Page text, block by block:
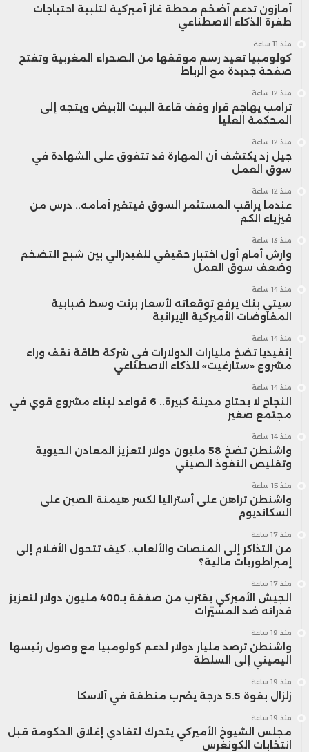
أمازون تدعم أضخم محطة غاز أميركية لتلبية احتياجات
طفرة الذكاء الاصطناعي
منذ 11 ساعة
كولومبيا تعيد رسم موقفها من الصحراء المغربية وتفتح
صفحة جديدة مع الرباط
منذ 12 ساعة
ترامب يهاجم قرار وقف قاعة البيت الأبيض ويتجه إلى
المحكمة العليا
منذ 12 ساعة
جيل زد يكتشف أن المهارة قد تتفوق على الشهادة في
سوق العمل
منذ 12 ساعة
عندما يراقب المستثمر السوق فيتغير أمامه.. درس من
فيزياء الكم
منذ 13 ساعة
وارش أمام أول اختبار حقيقي للفيدرالي بين شبح التضخم
وضعف سوق العمل
منذ 14 ساعة
سيتي بنك يرفع توقعاته لأسعار برنت وسط ضبابية
المفاوضات الأميركية الإيرانية
منذ 14 ساعة
إنفيديا تضخ مليارات الدولارات في شركة طاقة تقف وراء
مشروع «ستارغيت» للذكاء الاصطناعي
منذ 14 ساعة
النجاح لا يحتاج مدينة كبيرة.. 6 قواعد لبناء مشروع قوي في
مجتمع صغير
منذ 14 ساعة
واشنطن تضخ 58 مليون دولار لتعزيز المعادن الحيوية
وتقليص النفوذ الصيني
منذ 15 ساعة
واشنطن تراهن على أستراليا لكسر هيمنة الصين على
السكانديوم
منذ 17 ساعة
من التذاكر إلى المنصات والألعاب.. كيف تتحول الأفلام إلى
إمبراطوريات مالية؟
منذ 17 ساعة
الجيش الأميركي يقترب من صفقة بـ400 مليون دولار لتعزيز
قدراته ضد المسيّرات
منذ 19 ساعة
واشنطن ترصد مليار دولار لدعم كولومبيا مع وصول رئيسها
اليميني إلى السلطة
منذ 19 ساعة
زلزال بقوة 5.5 درجة يضرب منطقة في ألاسكا
منذ 19 ساعة
مجلس الشيوخ الأميركي يتحرك لتفادي إغلاق الحكومة قبل
انتخابات الكونغرس